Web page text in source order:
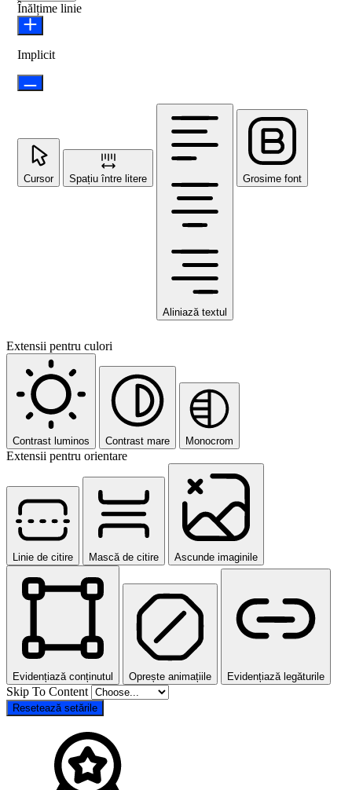
Înălțime linie
Implicit
Cursor Spațiu între litere
Aliniază textul
Grosime font
Extensii pentru culori
Contrast luminos Contrast mare Monocrom
Extensii pentru orientare
Linie de citire Mască de citire Ascunde imaginile
Evidențiază conținutul Oprește animațiile Evidențiază legăturile
Skip To Content
Resetează setările